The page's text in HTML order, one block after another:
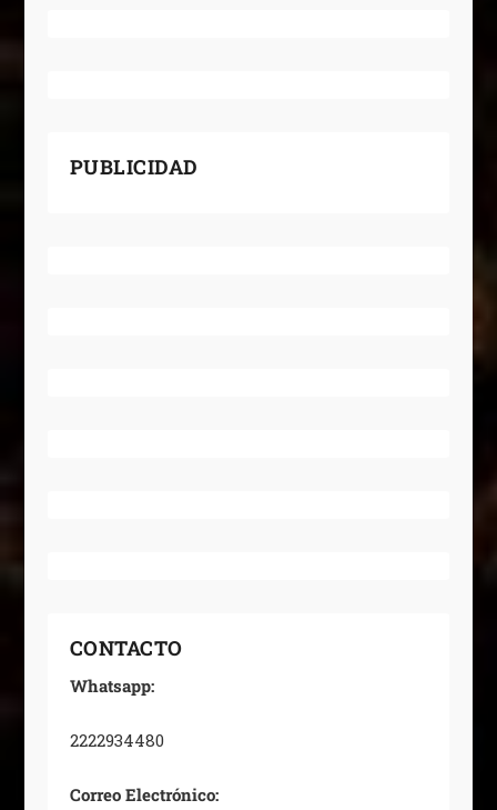
PUBLICIDAD
CONTACTO
Whatsapp:
2222934480
Correo Electrónico: